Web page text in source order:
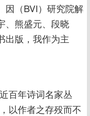
因（BVI）研究院解
、熊盛元、段晓
出版，我作为主
百年诗词名家丛
以作者之存殁而不